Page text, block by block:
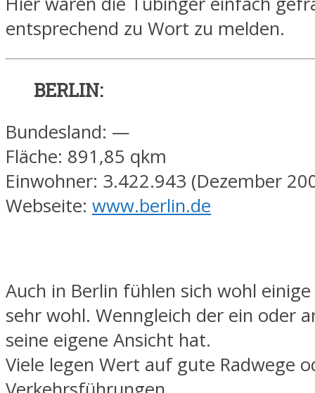
entsprechend zu Wort zu melden.
BERLIN:
Bundesland: —
Fläche: 891,85 qkm
Einwohner: 3.422.943 (Dezember
Webseite: www.berlin.de
Auch in Berlin fühlen sich wohl
sehr wohl. Wenngleich der ein oder
seine eigene Ansicht hat.
Viele legen Wert auf gute Radwege